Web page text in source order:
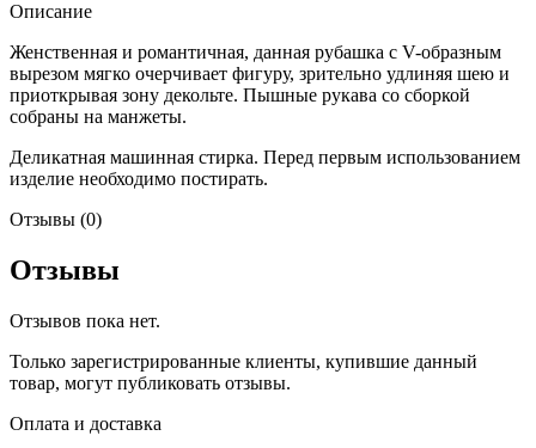
Описание
Женственная и романтичная, данная рубашка с V-образным
вырезом мягко очерчивает фигуру, зрительно удлиняя шею и
приоткрывая зону декольте. Пышные рукава со сборкой
собраны на манжеты.
Деликатная машинная стирка. Перед первым использованием
изделие необходимо постирать.
Отзывы (0)
Отзывы
Отзывов пока нет.
Только зарегистрированные клиенты, купившие данный
товар, могут публиковать отзывы.
Оплата и доставка